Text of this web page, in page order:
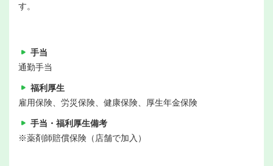
す。
手当
通勤手当
福利厚生
雇用保険、労災保険、健康保険、厚生年金保険
手当・福利厚生備考
※薬剤師賠償保険（店舗で加入）